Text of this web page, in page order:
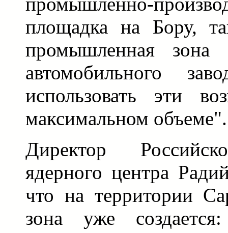
площадка на Бору,
промышленная зона
автомобильного
использовать эти
максимальном объеме".
Директор
ядерного центра
что на территории
зона уже